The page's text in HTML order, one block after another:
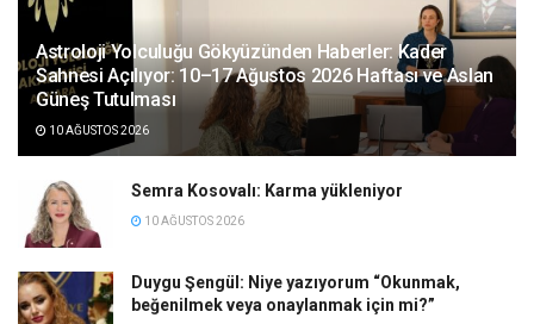
Astroloji Yolculuğu Gökyüzünden Haberler: Kader
Sahnesi Açılıyor: 10–17 Ağustos 2026 Haftası ve Aslan
Güneş Tutulması
10 AĞUSTOS 2026
Semra Kosovalı: Karma yükleniyor
10 AĞUSTOS 2026
Duygu Şengül: Niye yazıyorum “Okunmak,
beğenilmek veya onaylanmak için mi?”